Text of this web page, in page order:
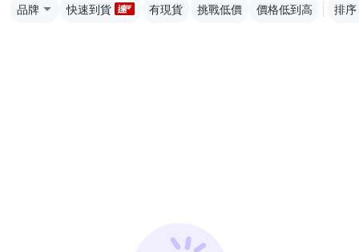
品牌 快速到貨 有現貨 挑戰低價 價格低到高 排序